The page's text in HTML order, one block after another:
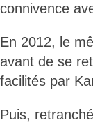
connivence
En 2012, le
avant de se
facilités par
Puis,